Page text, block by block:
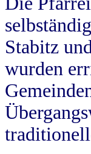
Stabitz
wurden